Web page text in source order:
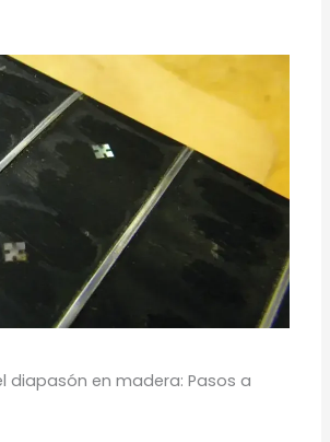
diapasón en madera: Pasos a